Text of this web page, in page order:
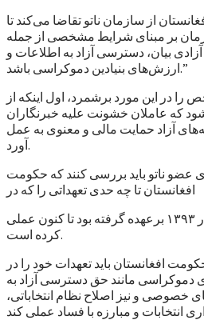
از سازمان ناتو تقاضا می‌کند تا
بر مبنای شرایط مشخصی از جمله
بیان، دسترسی آزاد به اطلاعات و
ارزش‌های بنیادین دموکراسی باشد.”
در این مورد برشمرد، اول اینکه از
که عاملان خشونت علیه خبرنگاران
آزاد حمایت مالی و معنوی به عمل
آورد.
عضو ناتو باید بررسی کنند که حکومت
افغانستان تا چه حدی تعهداتی را که در
کنفرانس لندن در قوس/آذر ۱۳۹۳ برعهده گرفته بود تا کنون عملی
کرده است.
افغانستان باید تعهدات خود را در
دموکراسی مانند حق دسترسی آزاد به
خصوصی و نیز اصلاح نظام انتخاباتی،